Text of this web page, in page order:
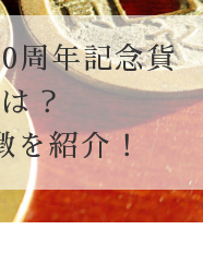
周年記念貨
？
を紹介！